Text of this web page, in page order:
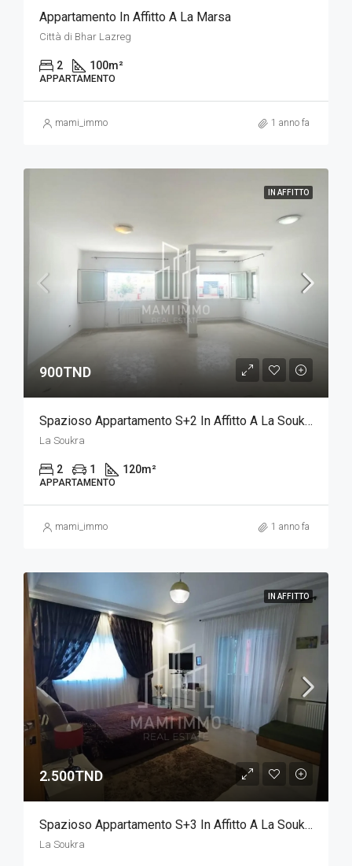
Appartamento In Affitto A La Marsa
Città di Bhar Lazreg
2 100m²
APPARTAMENTO
mami_immo 1 anno fa
IN AFFITTO
900TND
Spazioso Appartamento S+2 In Affitto A La Soukra
La Soukra
2 1 120m²
APPARTAMENTO
mami_immo 1 anno fa
IN AFFITTO
2.500TND
Spazioso Appartamento S+3 In Affitto A La Soukra
La Soukra